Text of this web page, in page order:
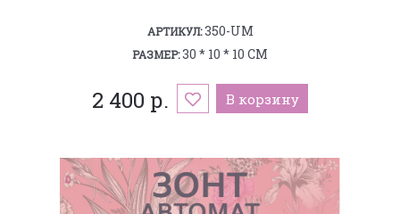
АРТИКУЛ:350-UM
РАЗМЕР:30 * 10 * 10 СМ
2 400 р. В корзину